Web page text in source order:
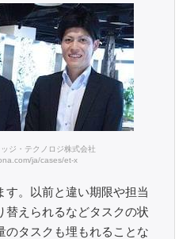
ジ・テクノロジ株式会社
ja/cases/et-x
す。以前と違い期限や担当
替えられるなどタスクの状
のタスクも埋もれることな